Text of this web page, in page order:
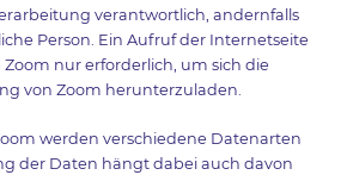
verantwortlich, andernfalls
Person. Ein Aufruf der Internetseite
nur erforderlich, um sich die
von Zoom herunterzuladen.
werden verschiedene Datenarten
der Daten hängt dabei auch davon